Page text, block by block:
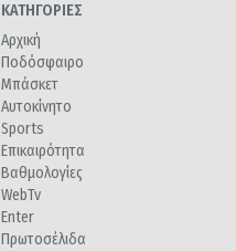
ΚΑΤΗΓΟΡΙΕΣ
Αρχική
Ποδόσφαιρο
Μπάσκετ
Αυτοκίνητο
Sports
Επικαιρότητα
Βαθμολογίες
WebTv
Enter
Πρωτοσέλιδα